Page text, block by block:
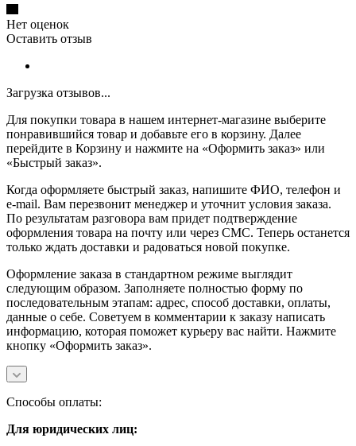
Нет оценок
Оставить отзыв
Загрузка отзывов...
Для покупки товара в нашем интернет-магазине выберите
понравившийся товар и добавьте его в корзину. Далее
перейдите в Корзину и нажмите на «Оформить заказ» или
«Быстрый заказ».
Когда оформляете быстрый заказ, напишите ФИО, телефон и
e-mail. Вам перезвонит менеджер и уточнит условия заказа.
По результатам разговора вам придет подтверждение
оформления товара на почту или через СМС. Теперь останется
только ждать доставки и радоваться новой покупке.
Оформление заказа в стандартном режиме выглядит
следующим образом. Заполняете полностью форму по
последовательным этапам: адрес, способ доставки, оплаты,
данные о себе. Советуем в комментарии к заказу написать
информацию, которая поможет курьеру вас найти. Нажмите
кнопку «Оформить заказ».
Способы оплаты:
Для юридических лиц: